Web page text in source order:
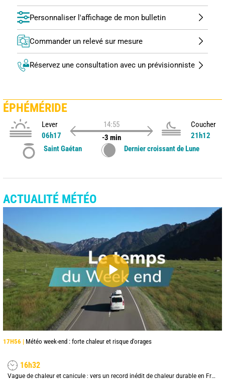
Personnaliser l'affichage de mon bulletin
Commander un relevé sur mesure
Réservez une consultation avec un prévisionniste
ÉPHÉMÉRIDE
Lever
06h17
14:55
-3 min
Coucher
21h12
Saint Gaétan
Dernier croissant de Lune
ACTUALITÉ MÉTÉO
17H56 | Météo week-end : forte chaleur et risque d'orages
16h32
Vague de chaleur et canicule : vers un record inédit de chaleur durable en France